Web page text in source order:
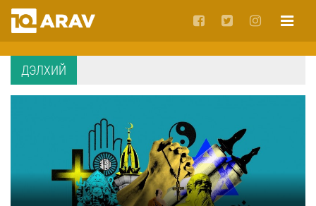
ДЭЛХИЙ